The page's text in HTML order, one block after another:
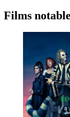
Films